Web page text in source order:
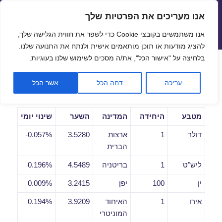
פתח
אנו מעריכים את הפרטיות שלך
אנו משתמשים בקובצי Cookie כדי לשפר את חווית הגלישה שלך,
להציג מודעות או תוכן מותאמים אישית ולנתח את התנועה שלנו.
בלחיצה על "אישור הכל", את/ה מסכים לשימוש שלנו בעוגיות.
עריכה דחה הכל אשר הכל
שערי חליפין יציגים – שער יציג
תפריטים
ווידג'טים
שערי חליפין יומיים לתאריך
30/10/2019
מטבע היחידה המדינה השער שינוי יומי
דולר 1
ארצות
הברית
3.5280
0.057%-
ליש"ט 1 בריטניה 4.5489
0.196%
ין 100 יפן 3.2415
0.009%
אירו 1
האיחוד
המוניטרי
3.9209
0.194%